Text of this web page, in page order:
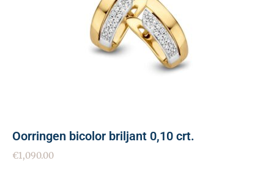
Oorringen bicolor briljant 0,10 crt.
€1,090.00